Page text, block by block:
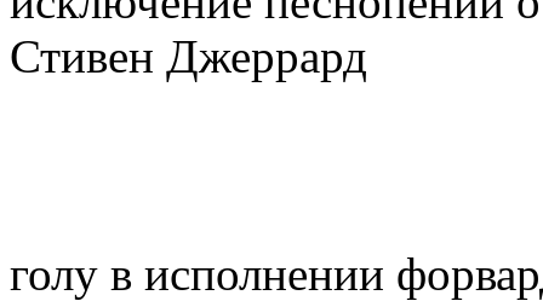
голу в исполнении